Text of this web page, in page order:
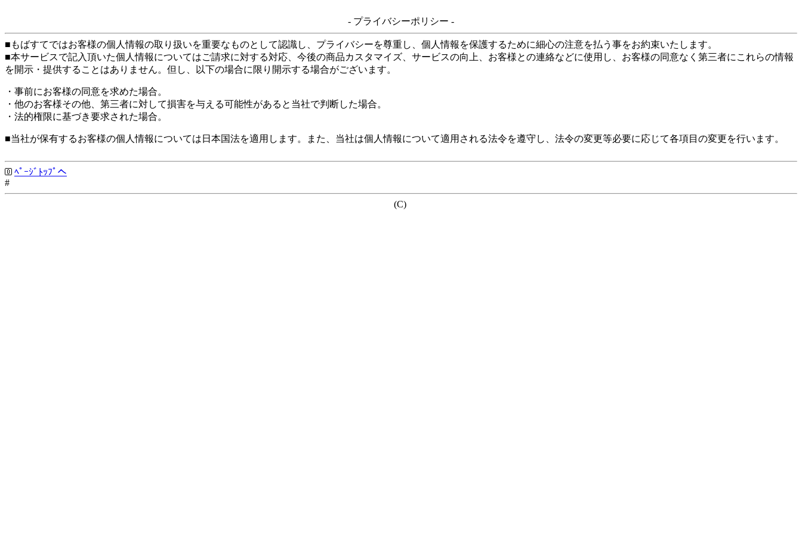
- プライバシーポリシー -
■もばすてではお客様の個人情報の取り扱いを重要なものとして認識し、プライバシーを尊重し、個人情報を保護するために細心の注意を払う事をお約束いたします。
■本サービスで記入頂いた個人情報についてはご請求に対する対応、今後の商品カスタマイズ、サービスの向上、お客様との連絡などに使用し、お客様の同意なく第三者にこれらの情報
を開示・提供することはありません。但し、以下の場合に限り開示する場合がございます。
・事前にお客様の同意を求めた場合。
・他のお客様その他、第三者に対して損害を与える可能性があると当社で判断した場合。
・法的権限に基づき要求された場合。
■当社が保有するお客様の個人情報については日本国法を適用します。また、当社は個人情報について適用される法令を遵守し、法令の変更等必要に応じて各項目の変更を行います。
ﾍﾟｰｼﾞﾄｯﾌﾟへ
#
(C)